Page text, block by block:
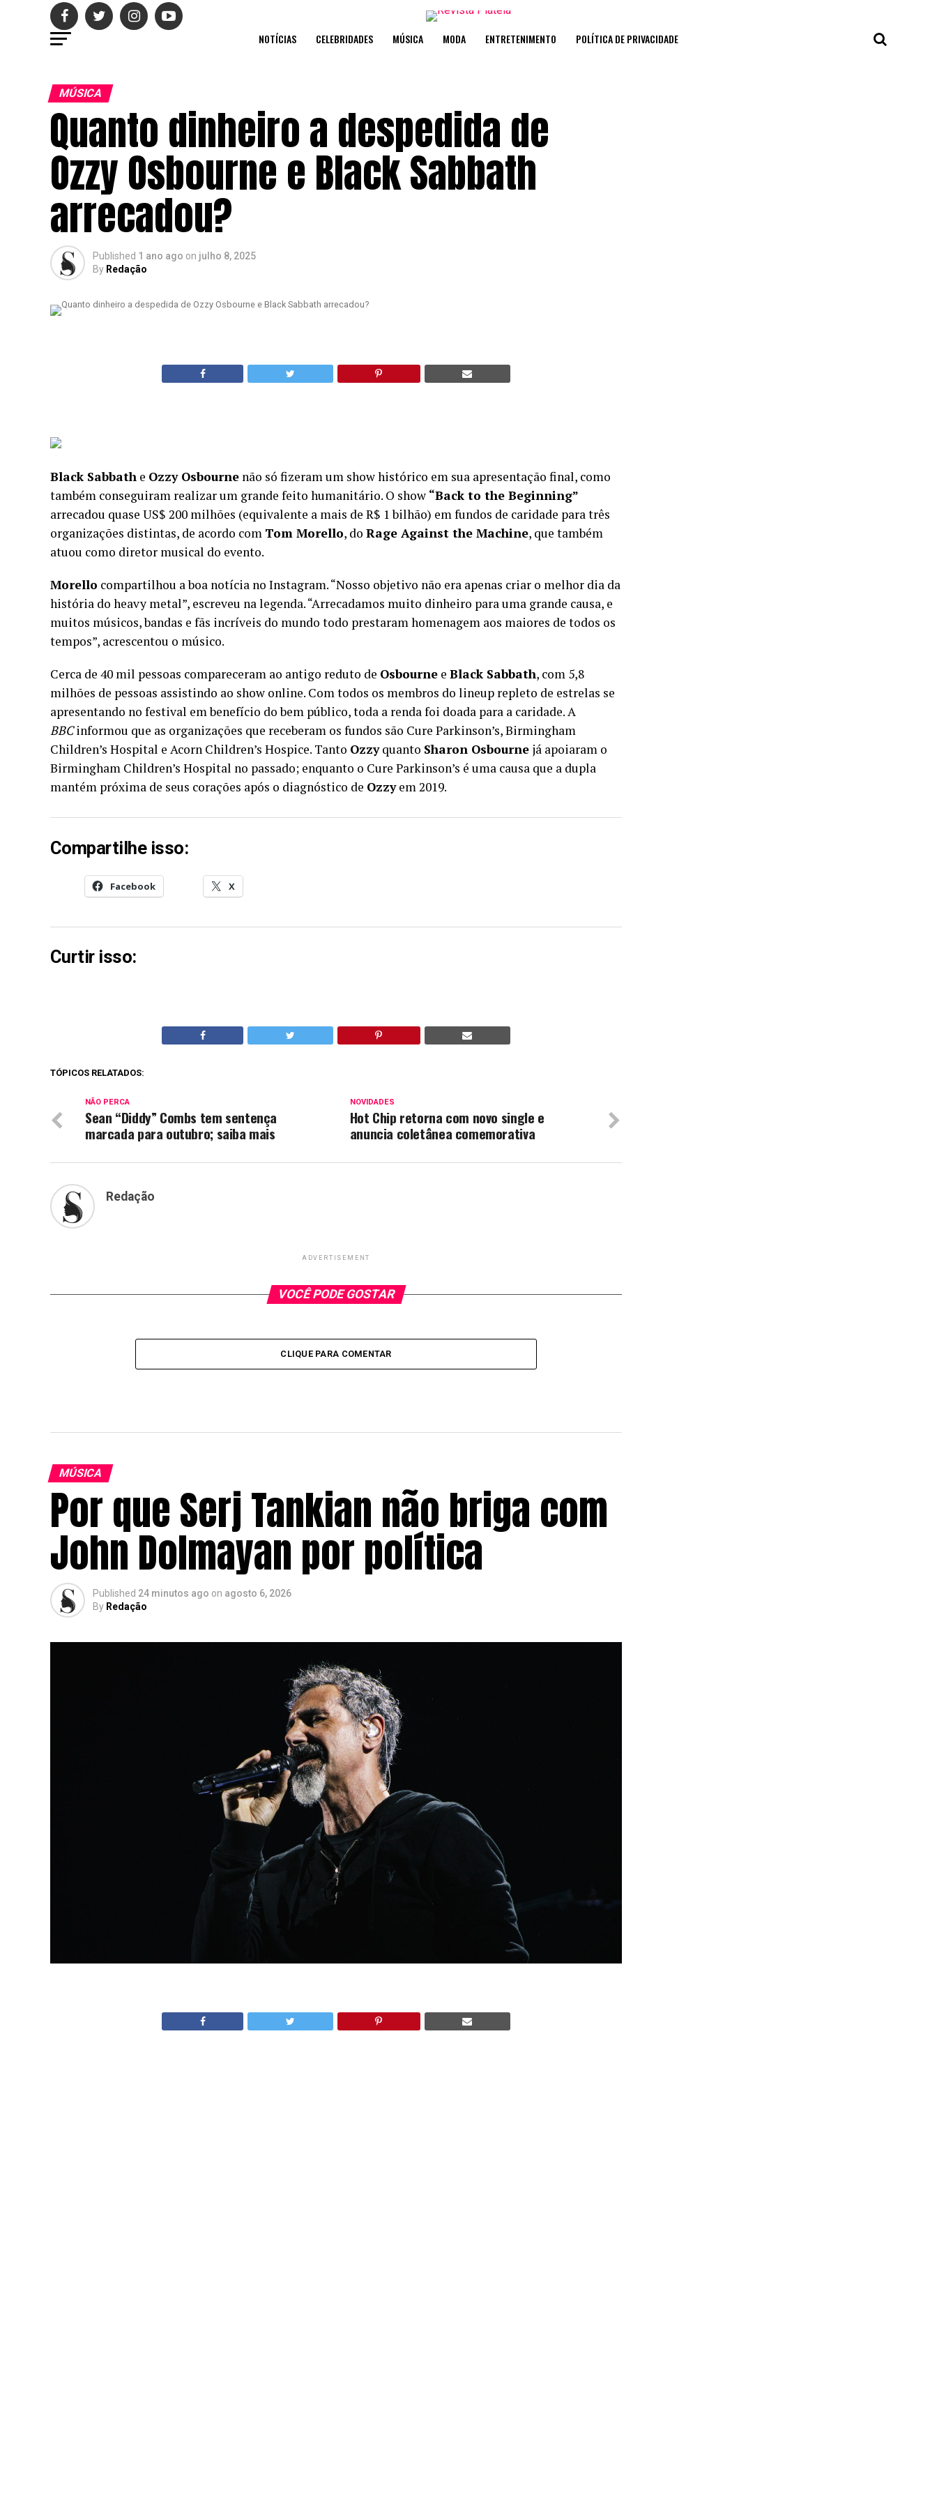
NOTÍCIAS CELEBRIDADES MÚSICA MODA ENTRETENIMENTO POLÍTICA DE PRIVACIDADE
MÚSICA
Quanto dinheiro a despedida de
Ozzy Osbourne e Black Sabbath
arrecadou?
Published 1 ano ago on julho 8, 2025
By Redação
Black Sabbath e Ozzy Osbourne não só fizeram um show histórico em sua apresentação final, como
também conseguiram realizar um grande feito humanitário. O show “Back to the Beginning”
arrecadou quase US$ 200 milhões (equivalente a mais de R$ 1 bilhão) em fundos de caridade para três
organizações distintas, de acordo com Tom Morello, do Rage Against the Machine, que também
atuou como diretor musical do evento.
Morello compartilhou a boa notícia no Instagram. “Nosso objetivo não era apenas criar o melhor dia da
história do heavy metal”, escreveu na legenda. “Arrecadamos muito dinheiro para uma grande causa, e
muitos músicos, bandas e fãs incríveis do mundo todo prestaram homenagem aos maiores de todos os
tempos”, acrescentou o músico.
Cerca de 40 mil pessoas compareceram ao antigo reduto de Osbourne e Black Sabbath, com 5,8
milhões de pessoas assistindo ao show online. Com todos os membros do lineup repleto de estrelas se
apresentando no festival em benefício do bem público, toda a renda foi doada para a caridade. A
BBCinformou que as organizações que receberam os fundos são Cure Parkinson’s, Birmingham
Children’s Hospital e Acorn Children’s Hospice. Tanto Ozzyquanto Sharon Osbourne já apoiaram o
Birmingham Children’s Hospital no passado; enquanto o Cure Parkinson’s é uma causa que a dupla
mantém próxima de seus corações após o diagnóstico de Ozzyem 2019.
Compartilhe isso:
Facebook X
Curtir isso:
TÓPICOS RELATADOS:
NOVIDADES
Hot Chip retorna com novo single e
anuncia coletânea comemorativa
NÃO PERCA
Sean “Diddy” Combs tem sentença
marcada para outubro; saiba mais
Redação
ADVERTISEMENT
VOCÊ PODE GOSTAR
CLIQUE PARA COMENTAR
MÚSICA
Por que Serj Tankian não briga com
John Dolmayan por política
Published 24 minutos ago on agosto 6, 2026
By Redação